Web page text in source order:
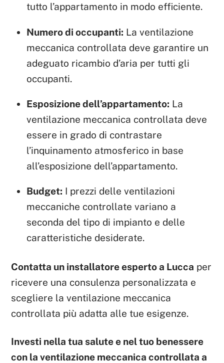
tutto l’appartamento in modo efficiente.
Numero di occupanti: La ventilazione
meccanica controllata deve garantire un
adeguato ricambio d’aria per tutti gli
occupanti.
Esposizione dell’appartamento: La
ventilazione meccanica controllata deve
essere in grado di contrastare
l’inquinamento atmosferico in base
all’esposizione dell’appartamento.
Budget: I prezzi delle ventilazioni
meccaniche controllate variano a
seconda del tipo di impianto e delle
caratteristiche desiderate.
Contatta un installatore esperto a Lucca per
ricevere una consulenza personalizzata e
scegliere la ventilazione meccanica
controllata più adatta alle tue esigenze.
Investi nella tua salute e nel tuo benessere
con la ventilazione meccanica controllata a